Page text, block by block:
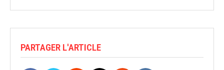
PARTAGER L'ARTICLE